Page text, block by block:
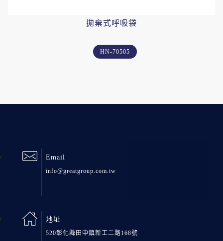
拋棄式呼吸袋
HN-70505
Email
info@greatgroup.com.tw
地址
520彰化縣田中鎮新工二路168號